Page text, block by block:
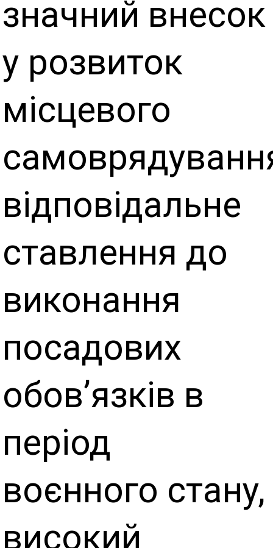
значний внесок
у розвиток
місцевого
відповідальне
ставлення до
виконання
посадових
обов’язків в
період
воєнного стану,
високий